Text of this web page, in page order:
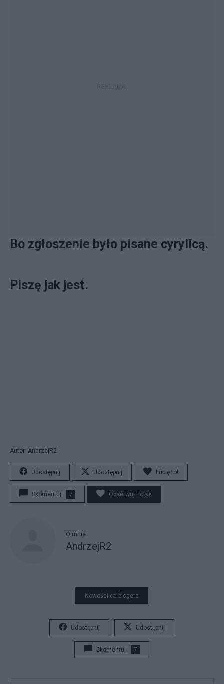
Bo zgłoszenie było pisane cyrylicą.
Piszę jak jest.
Autor: AndrzejR2
Udostępnij Udostępnij Lubię to!
Skomentuj 7 Obserwuj notkę
O mnie
AndrzejR2
Nowości od blogera
Udostępnij Udostępnij
Skomentuj 7